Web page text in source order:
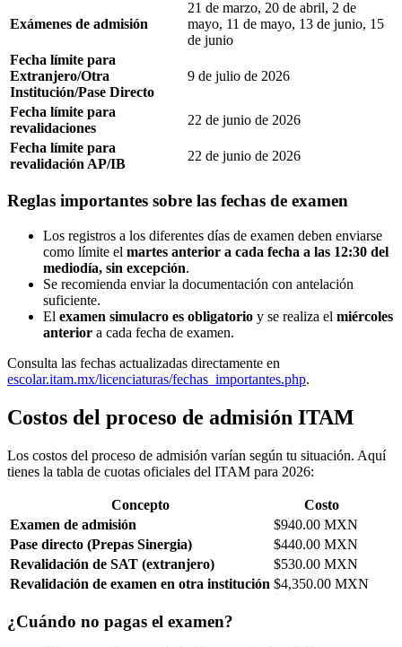
Exámenes de admisión
21 de marzo, 20 de abril, 2 de
mayo, 11 de mayo, 13 de junio, 15
de junio
Fecha límite para
Extranjero/Otra
Institución/Pase Directo
9 de julio de 2026
Fecha límite para
revalidaciones
22 de junio de 2026
Fecha límite para
revalidación AP/IB
22 de junio de 2026
Reglas importantes sobre las fechas de examen
Los registros a los diferentes días de examen deben enviarse
como límite el martes anterior a cada fecha a las 12:30 del
mediodía, sin excepción.
Se recomienda enviar la documentación con antelación
suficiente.
El examen simulacro es obligatorio y se realiza el miércoles
anterior a cada fecha de examen.
Consulta las fechas actualizadas directamente en
escolar.itam.mx/licenciaturas/fechas_importantes.php.
Costos del proceso de admisión ITAM
Los costos del proceso de admisión varían según tu situación. Aquí
tienes la tabla de cuotas oficiales del ITAM para 2026:
Concepto
Costo
Examen de admisión
$940.00 MXN
Pase directo (Prepas Sinergia)
$440.00 MXN
Revalidación de SAT (extranjero)
$530.00 MXN
Revalidación de examen en otra institución $4,350.00 MXN
¿Cuándo no pagas el examen?